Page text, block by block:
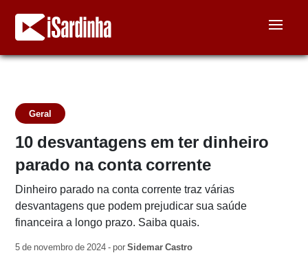
Geral
10 desvantagens em ter dinheiro
parado na conta corrente
Dinheiro parado na conta corrente traz várias
desvantagens que podem prejudicar sua saúde
financeira a longo prazo. Saiba quais.
5 de novembro de 2024 - porSidemar Castro